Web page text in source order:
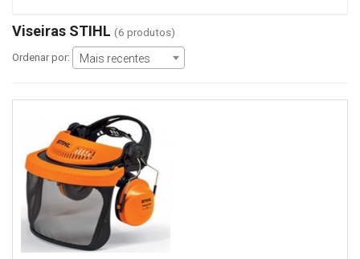
Viseiras STIHL (6 produtos)
Ordenar por: Mais recentes